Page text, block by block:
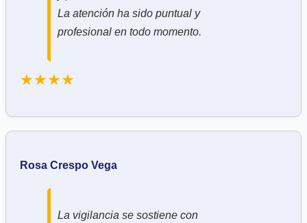
La atención ha sido puntual y
profesional en todo momento.
★★★★
Rosa Crespo Vega
La vigilancia se sostiene con